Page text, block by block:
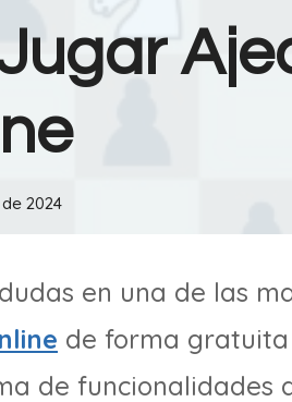
2024
en una de las
de forma
de funcionalidades